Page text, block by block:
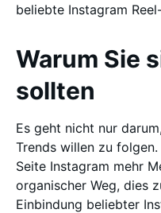
beliebte Instagram
Warum Sie
sollten
Es geht nicht nur
Trends willen zu
Seite Instagram mehr
organischer Weg, dies
Einbindung beliebter